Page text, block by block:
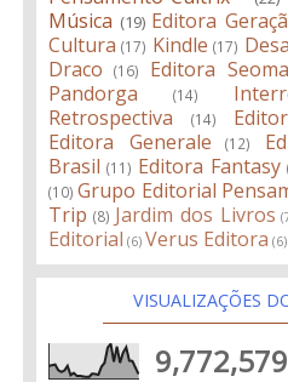
Música (19) Editora
Cultura (17) Kindle (17)
Draco
(16) Editora
Pandorga
(14)
Retrospectiva (14)
Editora Generale (12)
Brasil (11) Editora Fantasy
(10) Grupo Editorial
Trip (8) Jardim dos Livros
Editorial (6) Verus Editora (6)
VISUALIZAÇÕES
9,772,579